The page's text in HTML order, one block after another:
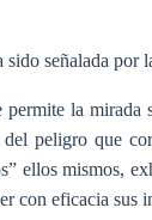
señalada por
la mirada
peligro que
ellos mismos,
con eficacia sus